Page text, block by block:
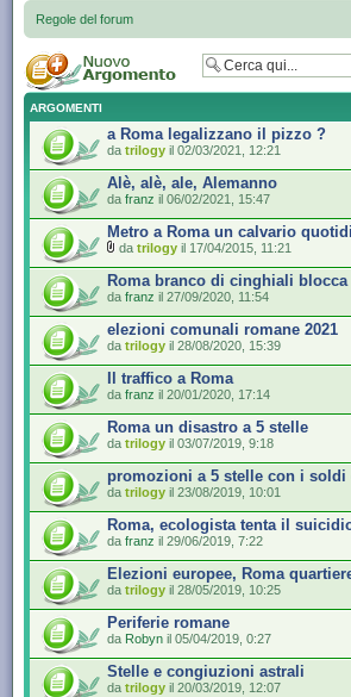
Regole del forum
ARGOMENTI
a Roma legalizzano il pizzo ?
da trilogy il 02/03/2021, 12:21
Alè, alè, ale, Alemanno
da franz il 06/02/2021, 15:47
Metro a Roma un calvario
da trilogy il 17/04/2015, 11:21
Roma branco di cinghiali
da franz il 27/09/2020, 11:54
elezioni comunali romane 2021
da trilogy il 28/08/2020, 15:39
Il traffico a Roma
da franz il 20/01/2020, 17:14
Roma un disastro a 5 stelle
da trilogy il 03/07/2019, 9:18
promozioni a 5 stelle con i
da trilogy il 23/08/2019, 10:01
Roma, ecologista tenta il
da franz il 29/06/2019, 7:22
Elezioni europee, Roma
da trilogy il 28/05/2019, 10:25
Periferie romane
da Robyn il 05/04/2019, 0:27
Stelle e congiuzioni astrali
da trilogy il 20/03/2019, 12:07